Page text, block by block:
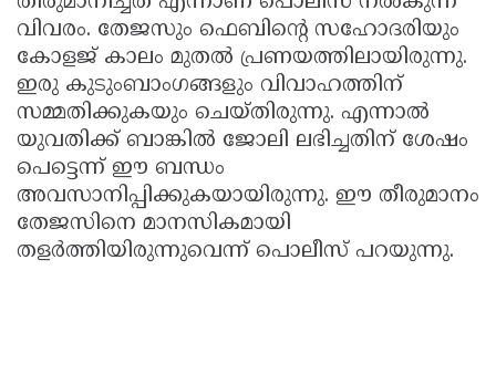
വിവരം. തേജസും ഫെബിന്റെ സഹോദരിയും
കോളജ് കാലം മുതൽ പ്രണയത്തിലായിരുന്നു.
ഇരു കുടുംബാംഗങ്ങളും വിവാഹത്തിന്
സമ്മതിക്കുകയും ചെയ്തിരുന്നു. എന്നാൽ
യുവതിക്ക് ബാങ്കിൽ ജോലി ലഭിച്ചതിന് ശേഷം
പെട്ടെന്ന് ഈ ബന്ധം
അവസാനിപ്പിക്കുകയായിരുന്നു. ഈ തീരുമാനം
തേജസിനെ മാനസികമായി
തളർത്തിയിരുന്നുവെന്ന് പൊലീസ് പറയുന്നു.